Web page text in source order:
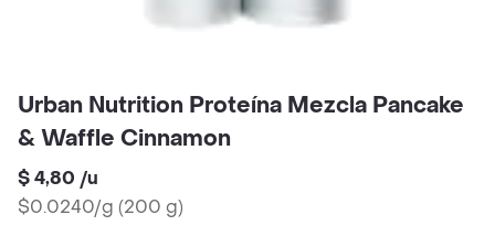
Urban Nutrition Proteína Mezcla Pancake
& Waffle Cinnamon
$ 4,80 /u
$0.0240/g (200 g)